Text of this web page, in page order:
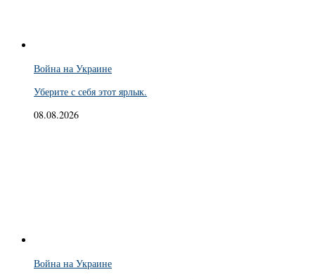
Война на Украине
Уберите с себя этот ярлык.
08.08.2026
Война на Украине